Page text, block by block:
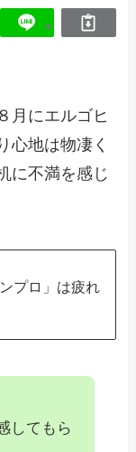
月にエルゴヒ
心地は物凄く
に不満を感じ
プロ」は疲れ
してもら